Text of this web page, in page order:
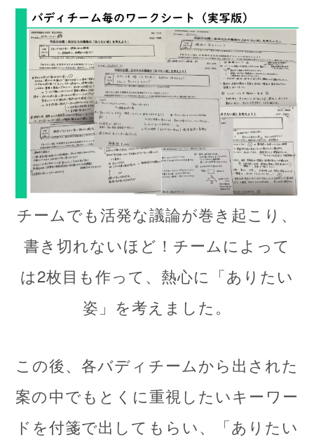
チームでも活発な議論が巻き起こり、
書き切れないほど！チームによって
は2枚目も作って、熱心に「ありたい
姿」を考えました。
この後、各バディチームから出された
案の中でもとくに重視したいキーワー
ドを付箋で出してもらい、「ありたい